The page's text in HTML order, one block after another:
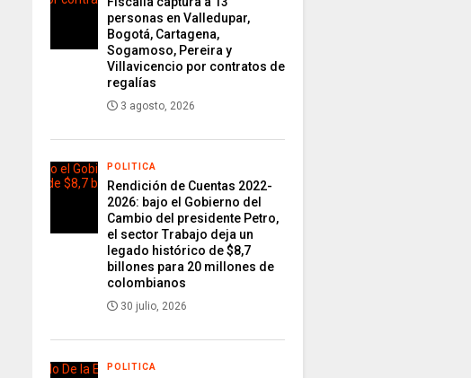
personas en Valledupar,
Bogotá, Cartagena,
Sogamoso, Pereira y
Villavicencio por contratos de
regalías
3 agosto, 2026
POLITICA
Rendición de Cuentas 2022-
2026: bajo el Gobierno del
Cambio del presidente Petro,
el sector Trabajo deja un
legado histórico de $8,7
billones para 20 millones de
colombianos
30 julio, 2026
POLITICA